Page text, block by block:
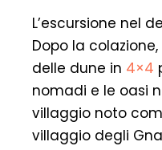
L’escursione nel
Dopo la
delle dune in 4×4
nomadi e le oasi
villaggio noto
villaggio degli